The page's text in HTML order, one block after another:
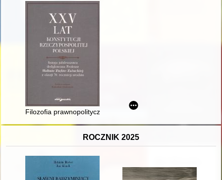
Filozofia prawnopolityczna Rady Regencyjnej
ROCZNIK 2025